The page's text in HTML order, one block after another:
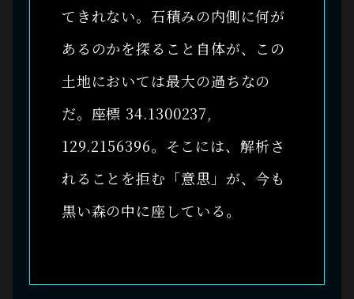
てきれない。石積みの内側に何が
あるのかを探ること自体が、この
土地においては最大の過ちなの
だ。座標 34.1300237,
129.2156396。そこには、解析さ
れることを拒む「意思」が、今も
黒い森の中に座している。